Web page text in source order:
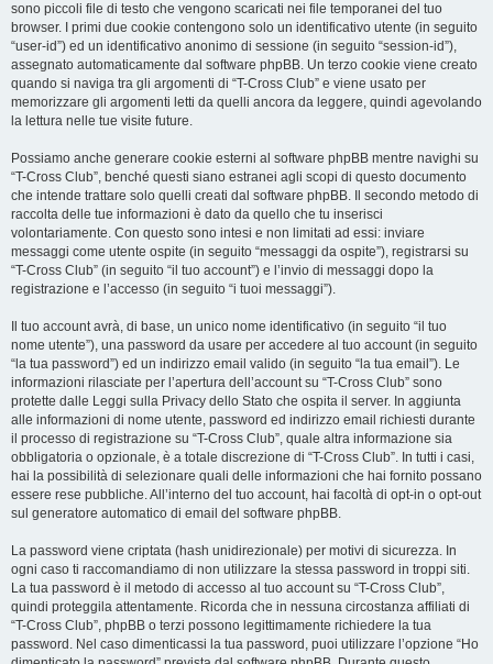
sono piccoli file di testo che vengono scaricati nei file temporanei del tuo
browser. I primi due cookie contengono solo un identificativo utente (in seguito
“user-id”) ed un identificativo anonimo di sessione (in seguito “session-id”),
assegnato automaticamente dal software phpBB. Un terzo cookie viene creato
quando si naviga tra gli argomenti di “T-Cross Club” e viene usato per
memorizzare gli argomenti letti da quelli ancora da leggere, quindi agevolando
la lettura nelle tue visite future.
Possiamo anche generare cookie esterni al software phpBB mentre navighi su
“T-Cross Club”, benché questi siano estranei agli scopi di questo documento
che intende trattare solo quelli creati dal software phpBB. Il secondo metodo di
raccolta delle tue informazioni è dato da quello che tu inserisci
volontariamente. Con questo sono intesi e non limitati ad essi: inviare
messaggi come utente ospite (in seguito “messaggi da ospite”), registrarsi su
“T-Cross Club” (in seguito “il tuo account”) e l’invio di messaggi dopo la
registrazione e l’accesso (in seguito “i tuoi messaggi”).
Il tuo account avrà, di base, un unico nome identificativo (in seguito “il tuo
nome utente”), una password da usare per accedere al tuo account (in seguito
“la tua password”) ed un indirizzo email valido (in seguito “la tua email”). Le
informazioni rilasciate per l’apertura dell’account su “T-Cross Club” sono
protette dalle Leggi sulla Privacy dello Stato che ospita il server. In aggiunta
alle informazioni di nome utente, password ed indirizzo email richiesti durante
il processo di registrazione su “T-Cross Club”, quale altra informazione sia
obbligatoria o opzionale, è a totale discrezione di “T-Cross Club”. In tutti i casi,
hai la possibilità di selezionare quali delle informazioni che hai fornito possano
essere rese pubbliche. All’interno del tuo account, hai facoltà di opt-in o opt-out
sul generatore automatico di email del software phpBB.
La password viene criptata (hash unidirezionale) per motivi di sicurezza. In
ogni caso ti raccomandiamo di non utilizzare la stessa password in troppi siti.
La tua password è il metodo di accesso al tuo account su “T-Cross Club”,
quindi proteggila attentamente. Ricorda che in nessuna circostanza affiliati di
“T-Cross Club”, phpBB o terzi possono legittimamente richiedere la tua
password. Nel caso dimenticassi la tua password, puoi utilizzare l’opzione “Ho